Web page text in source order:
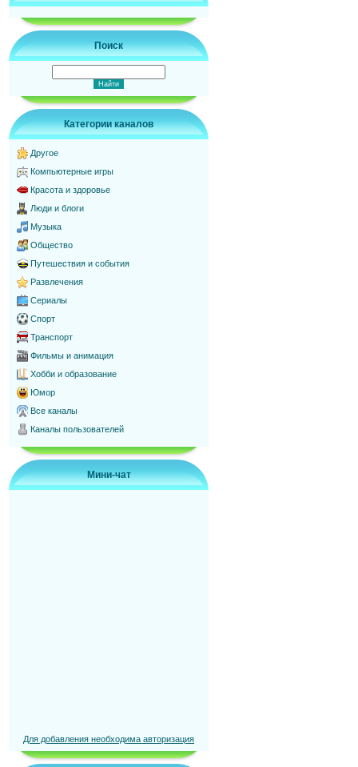
Поиск
Категории каналов
Другое
Компьютерные игры
Красота и здоровье
Люди и блоги
Музыка
Общество
Путешествия и события
Развлечения
Сериалы
Спорт
Транспорт
Фильмы и анимация
Хобби и образование
Юмор
Все каналы
Каналы пользователей
Мини-чат
Для добавления необходима авторизация